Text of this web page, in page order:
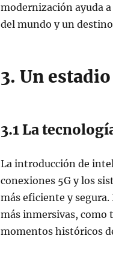
modernización ayuda
del mundo y un
3. Un
3.1 La
La introducción de
conexiones 5G y los
más eficiente y
más inmersivas, como
momentos históricos